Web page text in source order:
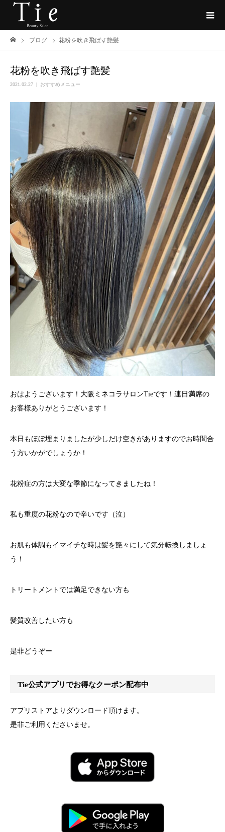
ブログ 花粉を吹き飛ばす艶髪
花粉を吹き飛ばす艶髪
2021.02.27 おすすめメニュー
おはようございます！大阪ミネコラサロンTieです！連日満席の
お客様ありがとうございます！
本日もほぼ埋まりましたが少しだけ空きがありますのでお時間合
う方いかがでしょうか！
花粉症の方は大変な季節になってきましたね！
私も重度の花粉なので辛いです（泣）
お肌も体調もイマイチな時は髪を艶々にして気分転換しましょ
う！
トリートメントでは満足できない方も
髪質改善したい方も
是非どうぞー
Tie公式アプリでお得なクーポン配布中
アプリストアよりダウンロード頂けます。
是非ご利用くださいませ。